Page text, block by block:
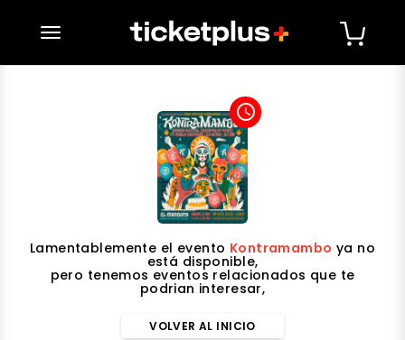
desplegar navegación
access_time
Lamentablemente el evento Kontramambo ya no
está disponible,
pero tenemos eventos relacionados que te
podrian interesar,
VOLVER AL INICIO